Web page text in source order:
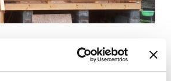
Dispozice: 64,75 m²